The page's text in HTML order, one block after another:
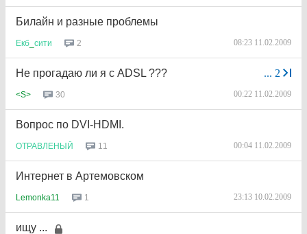
Билайн и разные проблемы
Екб сити 2 08:23 11.02.2009
... 2
Не прогадаю ли я с ADSL ???
<S> 30 00:22 11.02.2009
Вопрос по DVI-HDMI.
ОТРАВЛЕНЫЙ 11 00:04 11.02.2009
Интернет в Артемовском
Lemonka11 1 23:13 10.02.2009
ищу ...